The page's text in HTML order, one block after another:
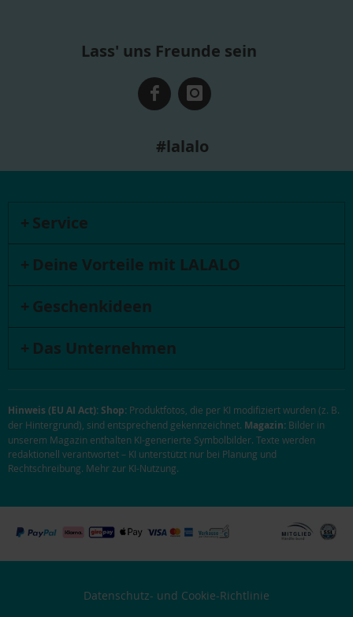
Lass' uns Freunde sein
#lalalo
Service
Deine Vorteile mit LALALO
Geschenkideen
Das Unternehmen
Hinweis (EU AI Act):Shop: Produktfotos, die per KI modifiziert wurden (z. B.
der Hintergrund), sind entsprechend gekennzeichnet. Magazin: Bilder in
unserem Magazin enthalten KI-generierte Symbolbilder. Texte werden
redaktionell verantwortet – KI unterstützt nur bei Planung und
Rechtschreibung. Mehr zur KI-Nutzung.
Datenschutz- und Cookie-Richtlinie